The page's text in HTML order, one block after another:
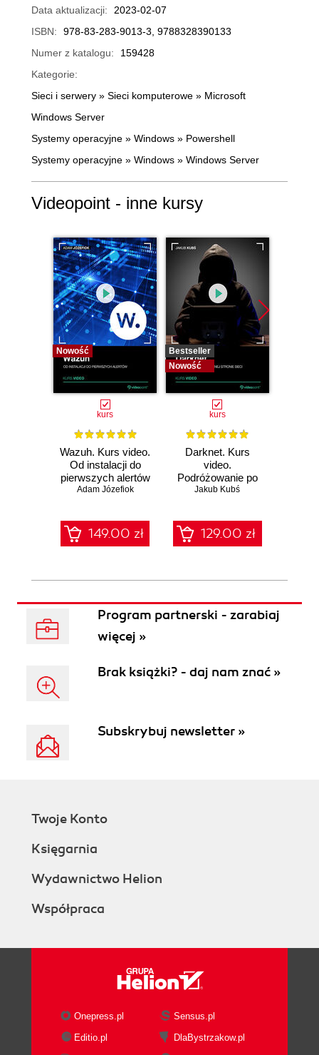
Data aktualizacji:
2023-02-07
ISBN:
978-83-283-9013-3, 9788328390133
Numer z katalogu:
159428
Kategorie:
Sieci i serwery » Sieci komputerowe » Microsoft
Windows Server
Systemy operacyjne » Windows » Powershell
Systemy operacyjne » Windows » Windows Server
Videopoint - inne kursy
Nowość
kurs
Wazuh. Kurs video.
Od instalacji do
pierwszych alertów
Adam Józefiok
149.00 zł
Bestseller
Nowość
kurs
Darknet. Kurs
video.
Podróżowanie po
ciemnej stronie
Jakub Kubś
129.00 zł
Program partnerski - zarabiaj
więcej »
Brak książki? - daj nam znać »
Subskrybuj newsletter »
Twoje Konto
Księgarnia
Wydawnictwo Helion
Współpraca
Onepress.pl
Sensus.pl
Editio.pl
DlaBystrzakow.pl